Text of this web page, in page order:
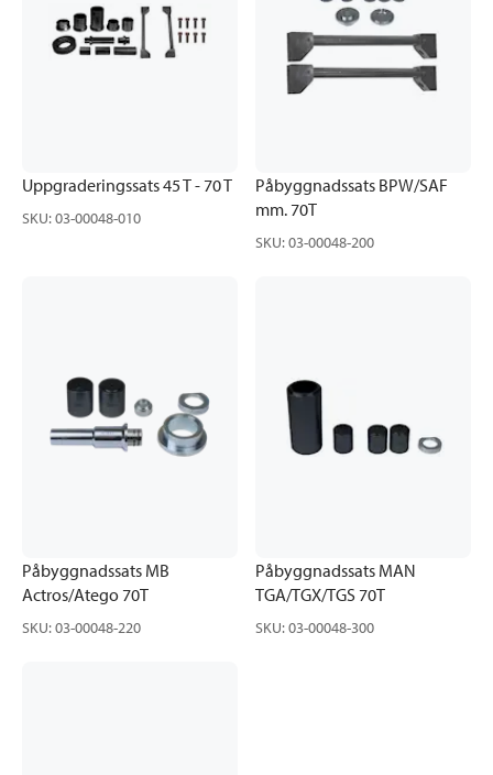
Uppgraderingssats 45 T - 70 T
SKU:03-00048-010
Påbyggnadssats BPW/SAF
mm. 70T
SKU:03-00048-200
Påbyggnadssats MB
Actros/Atego 70T
SKU:03-00048-220
Påbyggnadssats MAN
TGA/TGX/TGS 70T
SKU:03-00048-300